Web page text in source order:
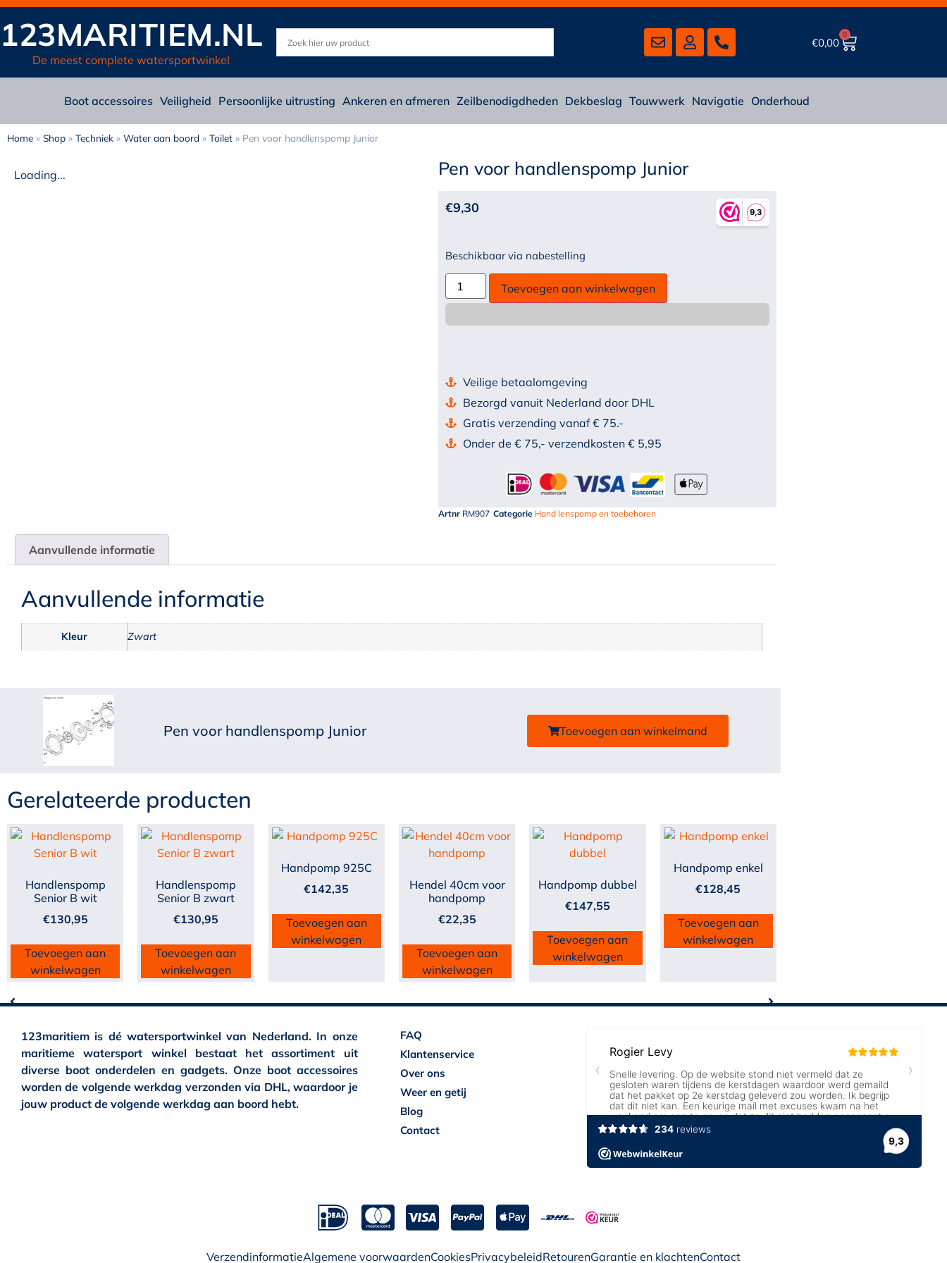
123MARITIEM.NL
De meest complete watersportwinkel
€0,00
0
Boot accessoires Veiligheid Persoonlijke uitrusting Ankeren en afmeren Zeilbenodigdheden Dekbeslag Touwwerk Navigatie Onderhoud
Home » Shop » Techniek » Water aan boord » Toilet » Pen voor handlenspomp Junior
Loading... Pen voor handlenspomp Junior
€9,30
Beschikbaar via nabestelling
Toevoegen aan winkelwagen
Veilige betaalomgeving
Bezorgd vanuit Nederland door DHL
Gratis verzending vanaf € 75.-
Onder de € 75,- verzendkosten € 5,95
Artnr RM907 Categorie Hand lenspomp en toebehoren
Aanvullende informatie
Aanvullende informatie
Kleur Zwart
Pen voor handlenspomp Junior Toevoegen aan winkelmand
Gerelateerde producten
Handlenspomp
Senior B wit
€130,95
Toevoegen aan
winkelwagen
Handlenspomp
Senior B zwart
€130,95
Toevoegen aan
winkelwagen
Handpomp 925C
€142,35
Toevoegen aan
winkelwagen
Hendel 40cm voor
handpomp
€22,35
Toevoegen aan
winkelwagen
Handpomp dubbel
€147,55
Toevoegen aan
winkelwagen
Handpomp enkel
€128,45
Toevoegen aan
winkelwagen
123maritiem is dé watersportwinkel van Nederland. In onze
maritieme watersport winkel bestaat het assortiment uit
diverse boot onderdelen en gadgets. Onze boot accessoires
worden de volgende werkdag verzonden via DHL, waardoor je
jouw product de volgende werkdag aan boord hebt.
FAQ
Klantenservice
Over ons
Weer en getij
Blog
Contact
VerzendinformatieAlgemene voorwaardenCookiesPrivacybeleidRetourenGarantie en klachtenContact